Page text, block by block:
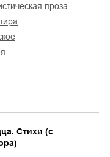
проза
Стихи (с